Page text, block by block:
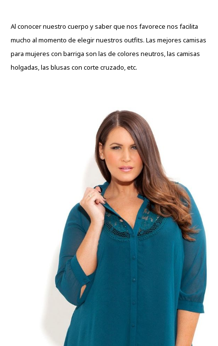
Al conocer nuestro cuerpo y saber que nos favorece nos facilita
mucho al momento de elegir nuestros outfits. Las mejores camisas
para mujeres con barriga son las de colores neutros, las camisas
holgadas, las blusas con corte cruzado, etc.